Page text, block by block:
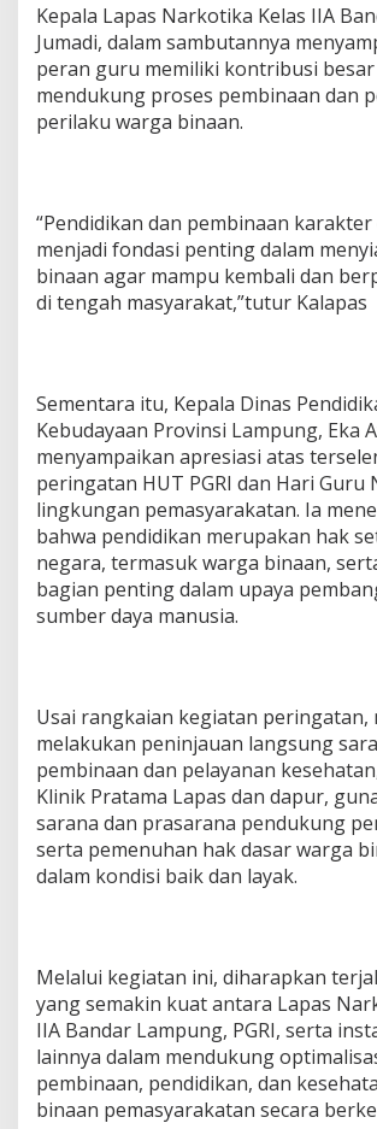
i
n
a
a
n
L
N
a
r
k
a
Kepala Lapas Narkotika Kelas IIA
Jumadi, dalam sambutannya
peran guru memiliki kontribusi besar
mendukung proses pembinaan dan
perilaku warga binaan.
“Pendidikan dan pembinaan karakter
menjadi fondasi penting dalam
binaan agar mampu kembali dan
di tengah masyarakat,”tutur Kalapas
Sementara itu, Kepala Dinas
Kebudayaan Provinsi Lampung, Eka
menyampaikan apresiasi atas
peringatan HUT PGRI dan Hari Guru
lingkungan pemasyarakatan. Ia
bahwa pendidikan merupakan hak
negara, termasuk warga binaan,
bagian penting dalam upaya
sumber daya manusia.
Usai rangkaian kegiatan peringatan,
melakukan peninjauan langsung
pembinaan dan pelayanan
Klinik Pratama Lapas dan dapur,
sarana dan prasarana pendukung
serta pemenuhan hak dasar warga
dalam kondisi baik dan layak.
Melalui kegiatan ini, diharapkan
yang semakin kuat antara Lapas
IIA Bandar Lampung, PGRI, serta
lainnya dalam mendukung
pembinaan, pendidikan, dan
binaan pemasyarakatan secara